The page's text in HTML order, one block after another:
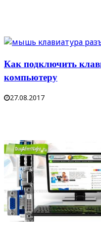
Как подключить
компьютеру
27.08.2017